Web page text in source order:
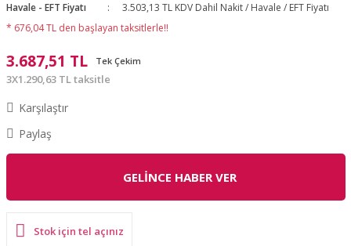
Havale - EFT Fiyatı
3.503,13 TL KDV Dahil Nakit / Havale / EFT Fiyatı
* 676,04 TL den başlayan taksitlerle!!
3.687,51 TL Tek Çekim
3X1.290,63 TL taksitle
Karşılaştır
Paylaş
GELİNCE HABER VER
Stok için tel açınız